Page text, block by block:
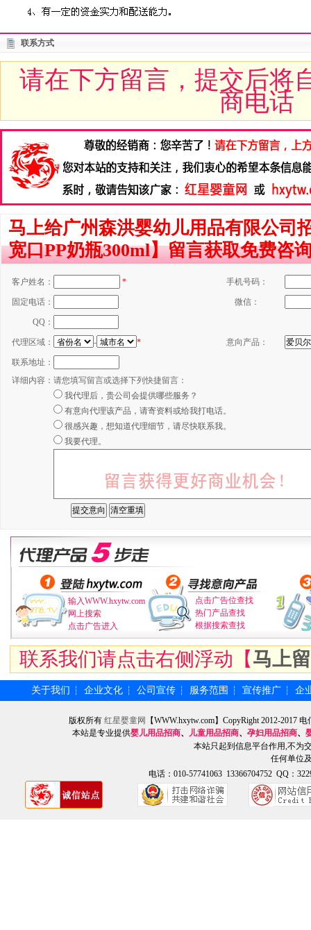
联系方式
请在下方留言，提交后将
商电话
马上给广州森洪婴幼儿用品有限公司
宽口PP奶瓶300ml】留言获取免费咨
客户姓名： * 手机号码：
固定电话： 微信：
QQ：
代理区域： - * 意向产品：
联系地址：
详细内容： 请您填写留言或选择下列快捷留言：
我代理后，贵公司会提供哪些服务？
有意向代理该产品，请寄资料或给我打电话。
很感兴趣，想知道代理细节，请尽快联系我。
我要代理。
输入WWW.hxytw.com
网上搜索
点击广告进入
点击广告位查找
热门产品查找
根据搜索查找
联系我们请点击右侧浮动【马上
关于我们 ┆ 企业文化 ┆ 公司宣传 ┆ 服务范围 ┆ 宣传推广 ┆ 企
版权所有 红星婴童网
【WWW.hxytw.com】CopyRight 2012-2017
本站是专业提供婴儿用品招商、 儿童用品招商、 孕妇用品招商、
本站只起到信息平台作用,不为
任何单位
电话：010-57741063 13366704752 QQ：